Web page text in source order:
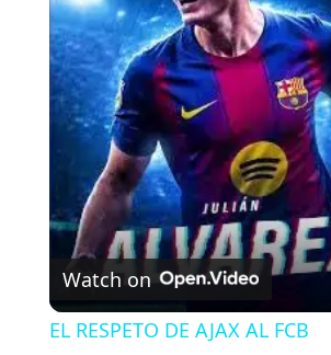
l
a
y
V
i
Watch on
EL RESPETO DE AJAX AL FCB